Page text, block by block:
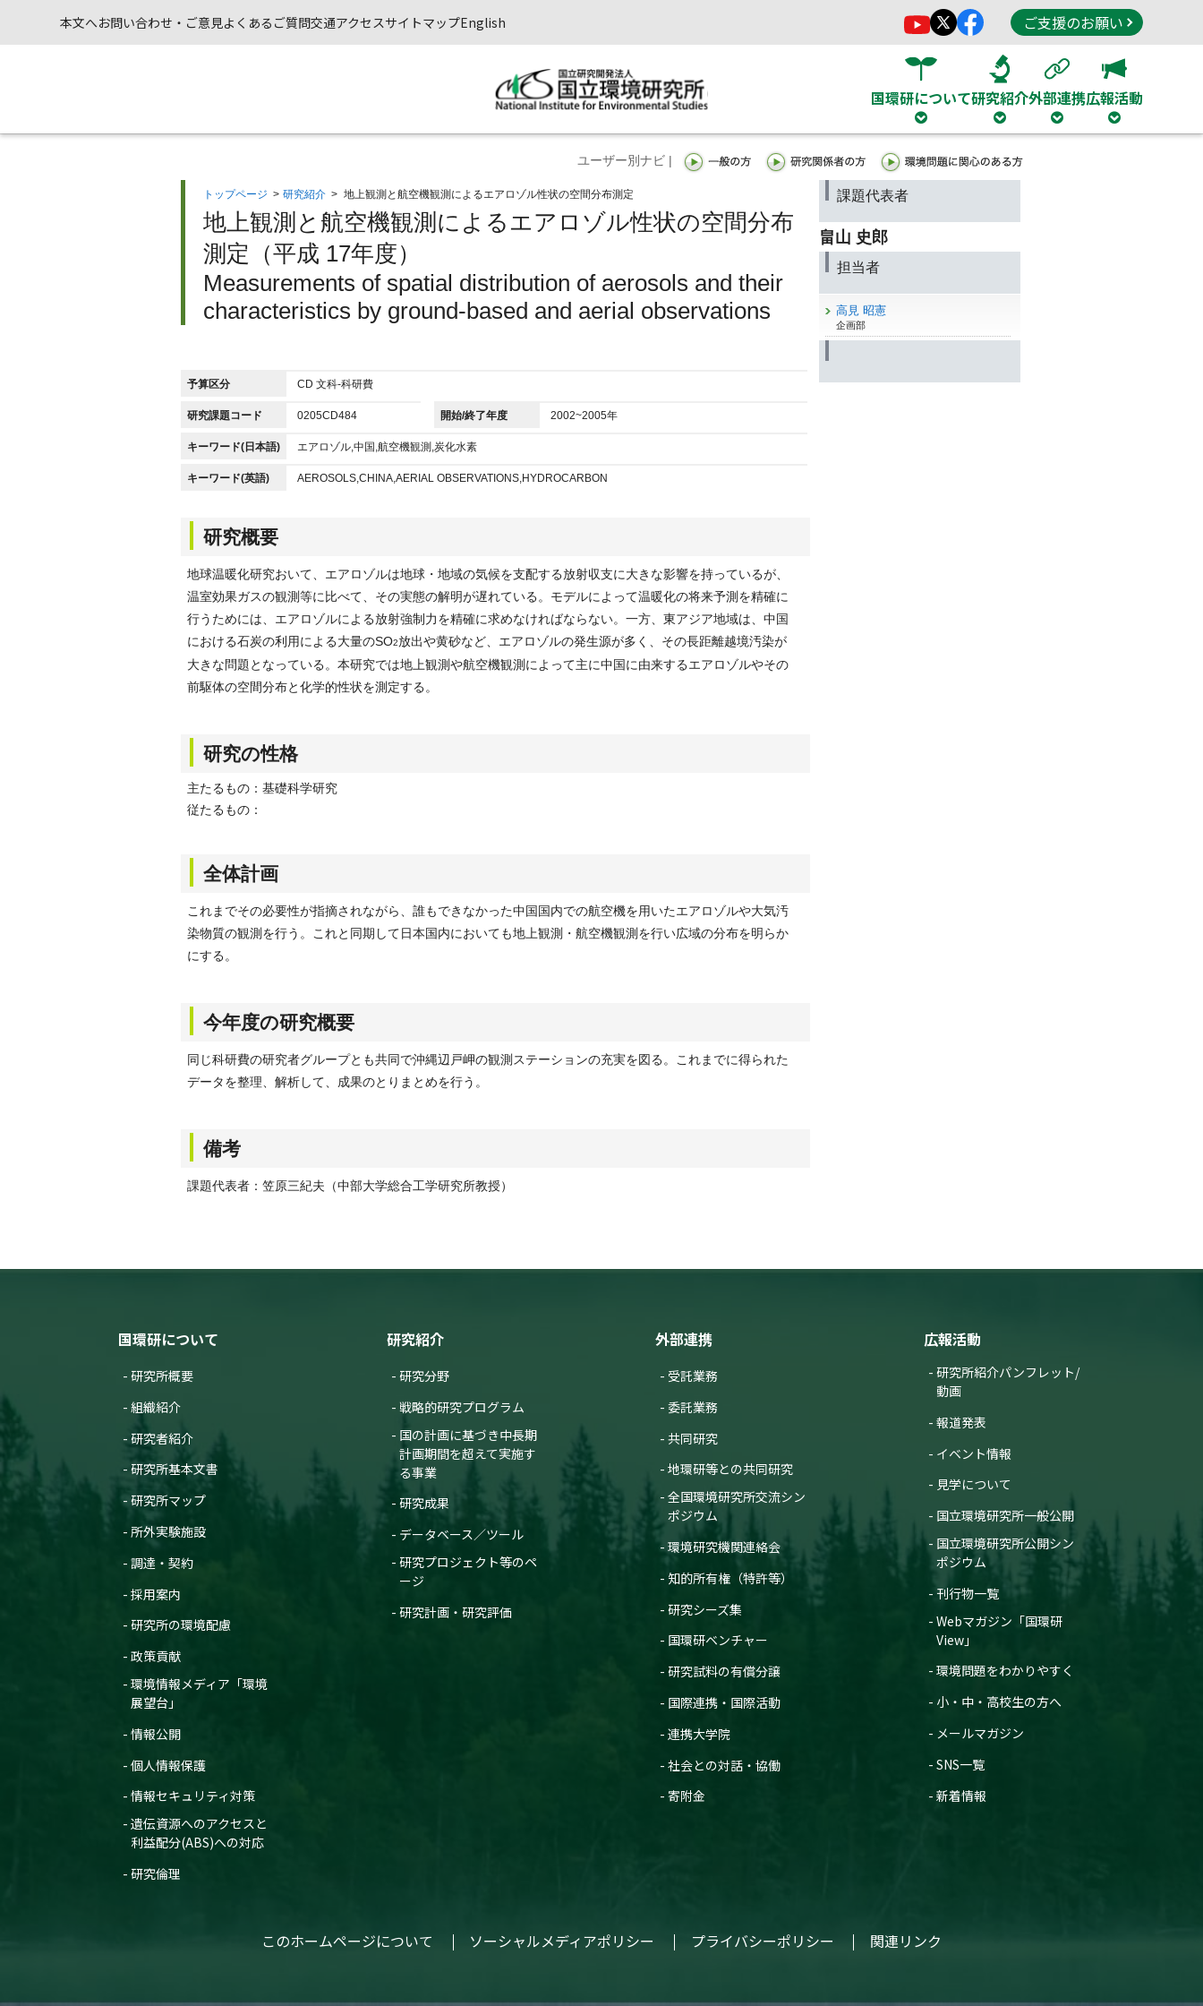
本文へお問い合わせ・ご意見よくあるご質問交通アクセスサイトマップEnglish ご支援のお願い
国環研について研究紹介外部連携広報活動
ユーザー別ナビ |
トップページ > 研究紹介 > 地上観測と航空機観測によるエアロゾル性状の空間分布測定
地上観測と航空機観測によるエアロゾル性状の空間分布
測定（平成 17年度）
Measurements of spatial distribution of aerosols and their
characteristics by ground-based and aerial observations
予算区分 CD 文科-科研費
研究課題コード 0205CD484 開始/終了年度 2002~2005年
キーワード(日本語) エアロゾル,中国,航空機観測,炭化水素
キーワード(英語) AEROSOLS,CHINA,AERIAL OBSERVATIONS,HYDROCARBON
研究概要
地球温暖化研究おいて、エアロゾルは地球・地域の気候を支配する放射収支に大きな影響を持っているが、
温室効果ガスの観測等に比べて、その実態の解明が遅れている。モデルによって温暖化の将来予測を精確に
行うためには、エアロゾルによる放射強制力を精確に求めなければならない。一方、東アジア地域は、中国
における石炭の利用による大量のSO2放出や黄砂など、エアロゾルの発生源が多く、その長距離越境汚染が
大きな問題となっている。本研究では地上観測や航空機観測によって主に中国に由来するエアロゾルやその
前駆体の空間分布と化学的性状を測定する。
研究の性格
主たるもの：基礎科学研究
従たるもの：
全体計画
これまでその必要性が指摘されながら、誰もできなかった中国国内での航空機を用いたエアロゾルや大気汚
染物質の観測を行う。これと同期して日本国内においても地上観測・航空機観測を行い広域の分布を明らか
にする。
今年度の研究概要
同じ科研費の研究者グループとも共同で沖縄辺戸岬の観測ステーションの充実を図る。これまでに得られた
データを整理、解析して、成果のとりまとめを行う。
備考
課題代表者：笠原三紀夫（中部大学総合工学研究所教授）
課題代表者
畠山 史郎
担当者
高見 昭憲
企画部
国環研について
研究所概要
組織紹介
研究者紹介
研究所基本文書
研究所マップ
所外実験施設
調達・契約
採用案内
研究所の環境配慮
政策貢献
環境情報メディア「環境
展望台」
情報公開
個人情報保護
情報セキュリティ対策
遺伝資源へのアクセスと
利益配分(ABS)への対応
研究倫理
研究紹介
研究分野
戦略的研究プログラム
国の計画に基づき中長期
計画期間を超えて実施す
る事業
研究成果
データベース／ツール
研究プロジェクト等のペ
ージ
研究計画・研究評価
外部連携
受託業務
委託業務
共同研究
地環研等との共同研究
全国環境研究所交流シン
ポジウム
環境研究機関連絡会
知的所有権（特許等）
研究シーズ集
国環研ベンチャー
研究試料の有償分譲
国際連携・国際活動
連携大学院
社会との対話・協働
寄附金
広報活動
研究所紹介パンフレット/
動画
報道発表
イベント情報
見学について
国立環境研究所一般公開
国立環境研究所公開シン
ポジウム
刊行物一覧
Webマガジン「国環研
View」
環境問題をわかりやすく
小・中・高校生の方へ
メールマガジン
SNS一覧
新着情報
このホームページについて ソーシャルメディアポリシー プライバシーポリシー 関連リンク